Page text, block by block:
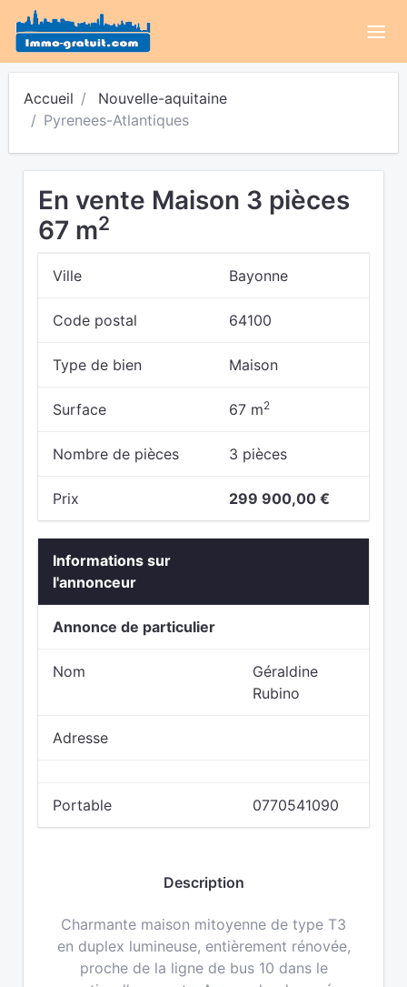
Accueil
Nouvelle-aquitaine
Pyrenees-Atlantiques
En vente Maison 3 pièces
67 m2
Ville Bayonne
Code postal 64100
Type de bien Maison
Surface 67 m2
Nombre de pièces 3 pièces
Prix 299 900,00 €
Informations sur
l'annonceur
Annonce de particulier
Nom
Géraldine
Rubino
Adresse
Portable 0770541090
Description
Charmante maison mitoyenne de type T3
en duplex lumineuse, entièrement rénovée,
proche de la ligne de bus 10 dans le